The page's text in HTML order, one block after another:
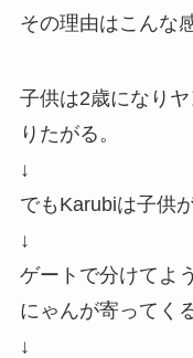
その理由はこんな
子供は2歳になり
りたがる。
↓
でもKarubiは子供
↓
ゲートで分けてよ
にゃんが寄ってくる
↓